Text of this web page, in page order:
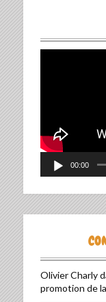
00:00
Olivier Charly
promotion de